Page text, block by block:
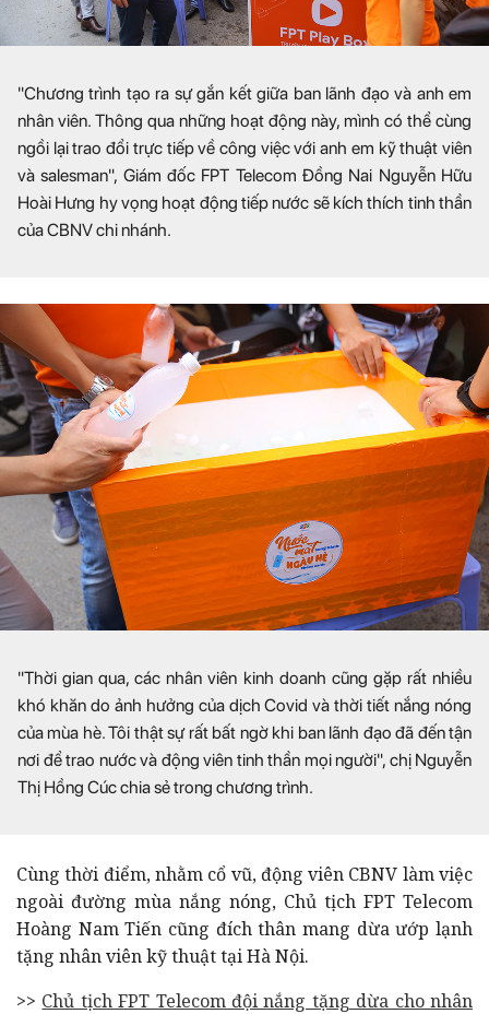
"Chương trình tạo ra sự gắn kết giữa ban lãnh đạo và anh em
nhân viên. Thông qua những hoạt động này, mình có thể cùng
ngồi lại trao đổi trực tiếp về công việc với anh em kỹ thuật viên
và salesman", Giám đốc FPT Telecom Đồng Nai Nguyễn Hữu
Hoài Hưng hy vọng hoạt động tiếp nước sẽ kích thích tinh thần
của CBNV chi nhánh.
"Thời gian qua, các nhân viên kinh doanh cũng gặp rất nhiều
khó khăn do ảnh hưởng của dịch Covid và thời tiết nắng nóng
của mùa hè. Tôi thật sự rất bất ngờ khi ban lãnh đạo đã đến tận
nơi để trao nước và động viên tinh thần mọi người", chị Nguyễn
Thị Hồng Cúc chia sẻ trong chương trình.
Cùng thời điểm, nhằm cổ vũ, động viên CBNV làm việc
ngoài đường mùa nắng nóng, Chủ tịch FPT Telecom
Hoàng Nam Tiến cũng đích thân mang dừa ướp lạnh
tặng nhân viên kỹ thuật tại Hà Nội.
>> Chủ tịch FPT Telecom đội nắng tặng dừa cho nhân